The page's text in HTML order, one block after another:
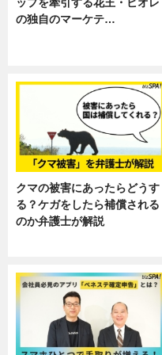
ップを牽引する花王・ビオレ
の独自のマーケテ…
クマの被害にあったらどうす
る？ケガをしたら補償される
のか弁護士が解説